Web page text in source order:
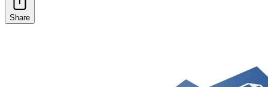
Share